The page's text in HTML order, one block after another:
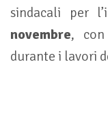
sindacali per
novembre, con
durante i lavori